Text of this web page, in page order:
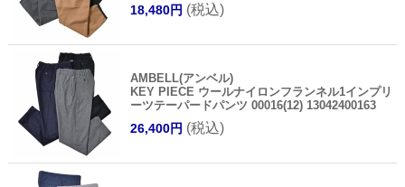
18,480円 (税込)
AMBELL(アンベル)
KEY PIECE ウールナイロンフランネル1インプリ
ーツテーパードパンツ 00016(12) 13042400163
26,400円 (税込)